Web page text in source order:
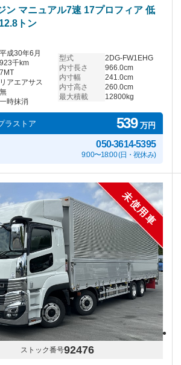
ン マニュアル7速 17プロフィア 低
トン
平成30年6月
923千km
7MT
リアエアサス
無
一時抹消
型式
2DG-FW1EHG
内寸長さ
966.0cm
内寸幅
241.0cm
内寸高さ
260.0cm
最大積載
12800kg
ラストア 539万円
050-3614-5395
9:00〜18:00 (日・祝休み)
未使用車
ストック番号92476